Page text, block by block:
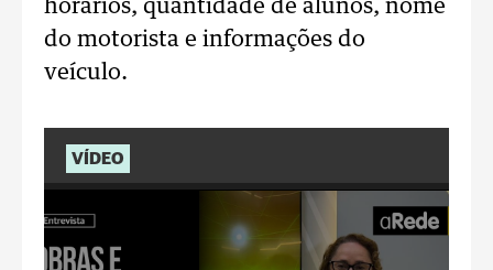
horários, quantidade de alunos, nome
do motorista e informações do
veículo.
VÍDEO